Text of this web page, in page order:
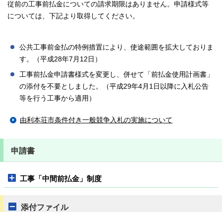
従前の工事前払金についての請求期限はありません。申請様式等
については、下記より取得してください。
公共工事前金払の特例措置により、使途範囲を拡大しておりま
す。（平成28年7月12日）
工事前払金申請書様式を変更し、併せて「前払金使用計画書」
の添付を不要としました。（平成29年4月1日以降に入札公告
等を行う工事から適用）
由利本荘市条件付き一般競争入札の実施について
申請書
工事「中間前払金」制度
添付ファイル